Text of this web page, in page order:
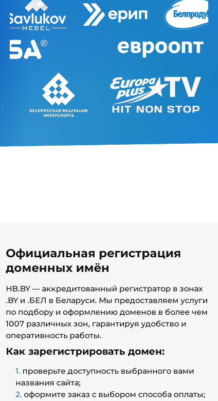
Официальная регистрация
доменных имён
HB.BY — аккредитованный регистратор в зонах
.BY и .БЕЛ в Беларуси. Мы предоставляем услуги
по подбору и оформлению доменов в более чем
1007 различных зон, гарантируя удобство и
оперативность работы.
Как зарегистрировать домен:
проверьте доступность выбранного вами
названия сайта;
оформите заказ с выбором способа оплаты;